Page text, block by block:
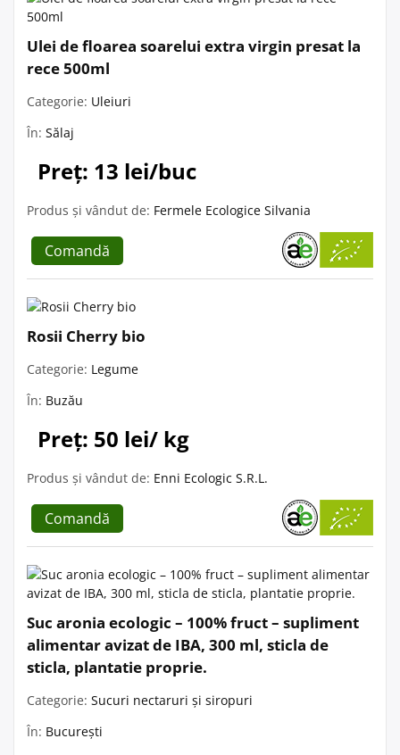
Ulei de floarea soarelui extra virgin presat la
rece 500ml
Categorie: Uleiuri
În: Sălaj
Preț: 13 lei/buc
Produs și vândut de: Fermele Ecologice Silvania
Comandă
Rosii Cherry bio
Categorie: Legume
În: Buzău
Preț: 50 lei/ kg
Produs și vândut de: Enni Ecologic S.R.L.
Comandă
Suc aronia ecologic – 100% fruct – supliment
alimentar avizat de IBA, 300 ml, sticla de
sticla, plantatie proprie.
Categorie: Sucuri nectaruri și siropuri
În: București